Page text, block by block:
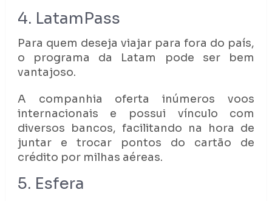
4. LatamPass
Para quem deseja viajar para fora do país,
o programa da Latam pode ser bem
vantajoso.
A companhia oferta inúmeros voos
internacionais e possui vínculo com
diversos bancos, facilitando na hora de
juntar e trocar pontos do cartão de
crédito por milhas aéreas.
5. Esfera